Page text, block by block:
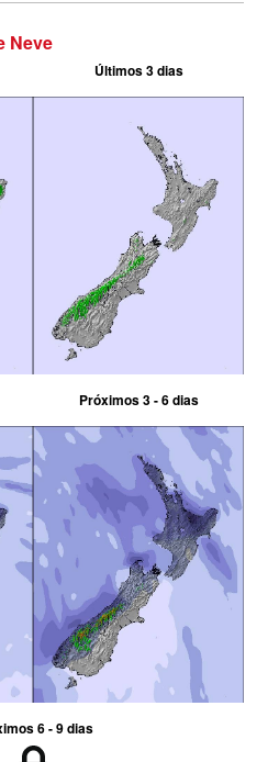
Neve
Últimos 3 dias
Próximos 3 - 6 dias
6 - 9 dias